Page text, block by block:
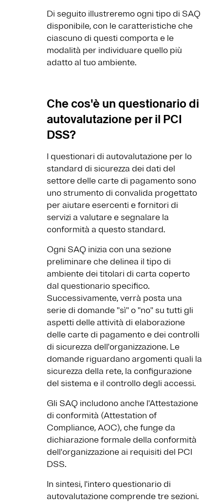
Di seguito illustreremo ogni tipo di SAQ
disponibile, con le caratteristiche che
ciascuno di questi comporta e le
modalità per individuare quello più
adatto al tuo ambiente.
Che cos'è un questionario di
autovalutazione per il PCI
DSS?
I questionari di autovalutazione per lo
standard di sicurezza dei dati del
settore delle carte di pagamento sono
uno strumento di convalida progettato
per aiutare esercenti e fornitori di
servizi a valutare e segnalare la
conformità a questo standard.
Ogni SAQ inizia con una sezione
preliminare che delinea il tipo di
ambiente dei titolari di carta coperto
dal questionario specifico.
Successivamente, verrà posta una
serie di domande ''sì'' o ''no'' su tutti gli
aspetti delle attività di elaborazione
delle carte di pagamento e dei controlli
di sicurezza dell'organizzazione. Le
domande riguardano argomenti quali la
sicurezza della rete, la configurazione
del sistema e il controllo degli accessi.
Gli SAQ includono anche l'Attestazione
di conformità (Attestation of
Compliance, AOC), che funge da
dichiarazione formale della conformità
dell'organizzazione ai requisiti del PCI
DSS.
In sintesi, l'intero questionario di
autovalutazione comprende tre sezioni.